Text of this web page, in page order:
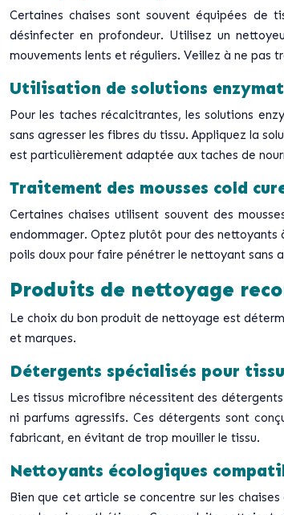
Certaines chaises sont souvent équipées de
désinfecter en profondeur. Utilisez un
mouvements lents et réguliers. Veillez à ne pas
Utilisation de solutions
Pour les taches récalcitrantes, les solutions
sans agresser les fibres du tissu. Appliquez la
est particulièrement adaptée aux taches de
Traitement des mousses cold
Certaines chaises utilisent souvent des
endommager. Optez plutôt pour des nettoyants
poils doux pour faire pénétrer le nettoyant sans
Produits de nettoyage
Le choix du bon produit de nettoyage est
et marques.
Détergents spécialisés pour
Les tissus microfibre nécessitent des
ni parfums agressifs. Ces détergents sont
fabricant, en évitant de trop mouiller le tissu.
Nettoyants écologiques
Bien que cet article se concentre sur les